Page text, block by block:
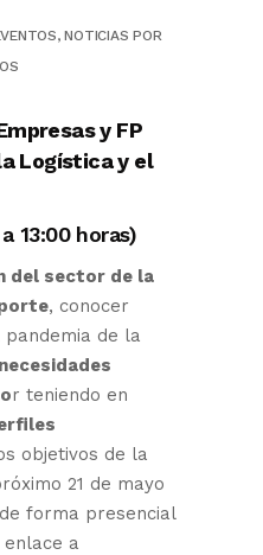
,NOTICIAS POR
y FP
Logística y el
13:00 horas)
del sector de la
, conocer
de la
necesidades
r teniendo en
objetivos de la
21 de mayo
forma presencial
a